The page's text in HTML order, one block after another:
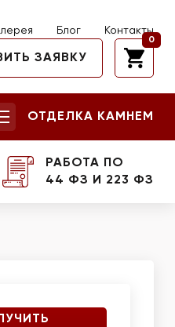
Блог Контакты
ЗАЯВКУ
0
ОТДЕЛКА КАМНЕМ
РАБОТА ПО
44 ФЗ И 223 ФЗ